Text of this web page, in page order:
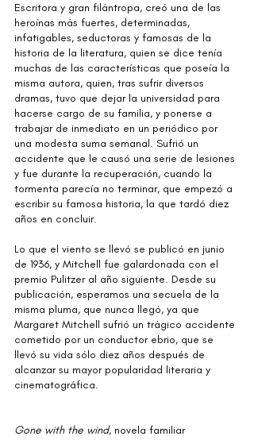
Escritora y gran filántropa, creó una de las
heroínas más fuertes, determinadas,
infatigables, seductoras y famosas de la
historia de la literatura, quien se dice tenía
muchas de las características que poseía la
misma autora, quien, tras sufrir diversos
dramas, tuvo que dejar la universidad para
hacerse cargo de su familia, y ponerse a
trabajar de inmediato en un periódico por
una modesta suma semanal. Sufrió un
accidente que le causó una serie de lesiones
y fue durante la recuperación, cuando la
tormenta parecía no terminar, que empezó a
escribir su famosa historia, la que tardó diez
años en concluir.⁣
Lo que el viento se llevó se publicó en junio
de 1936, y Mitchell fue galardonada con el
premio Pulitzer al año siguiente. Desde su
publicación, esperamos una secuela de la
misma pluma, que nunca llegó, ya que
Margaret Mitchell sufrió un trágico accidente
cometido por un conductor ebrio, que se
llevó su vida sólo diez años después de
alcanzar su mayor popularidad literaria y
cinematográfica. ⁣
Gone with the wind, novela familiar